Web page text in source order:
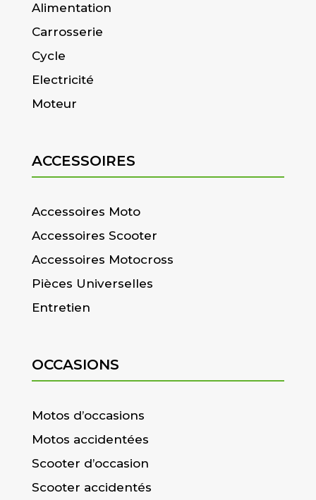
Alimentation
Carrosserie
Cycle
Electricité
Moteur
ACCESSOIRES
Accessoires Moto
Accessoires Scooter
Accessoires Motocross
Pièces Universelles
Entretien
OCCASIONS
Motos d’occasions
Motos accidentées
Scooter d’occasion
Scooter accidentés